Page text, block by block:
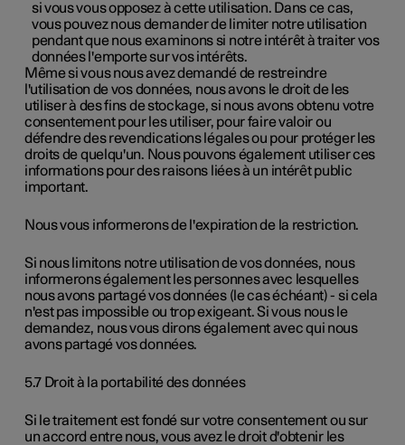
si vous vous opposez à cette utilisation. Dans ce cas,
vous pouvez nous demander de limiter notre utilisation
pendant que nous examinons si notre intérêt à traiter vos
données l'emporte sur vos intérêts.
Même si vous nous avez demandé de restreindre
l'utilisation de vos données, nous avons le droit de les
utiliser à des fins de stockage, si nous avons obtenu votre
consentement pour les utiliser, pour faire valoir ou
défendre des revendications légales ou pour protéger les
droits de quelqu'un. Nous pouvons également utiliser ces
informations pour des raisons liées à un intérêt public
important.
Nous vous informerons de l'expiration de la restriction.
Si nous limitons notre utilisation de vos données, nous
informerons également les personnes avec lesquelles
nous avons partagé vos données (le cas échéant) - si cela
n'est pas impossible ou trop exigeant. Si vous nous le
demandez, nous vous dirons également avec qui nous
avons partagé vos données.
5.7 Droit à la portabilité des données
Si le traitement est fondé sur votre consentement ou sur
un accord entre nous, vous avez le droit d'obtenir les